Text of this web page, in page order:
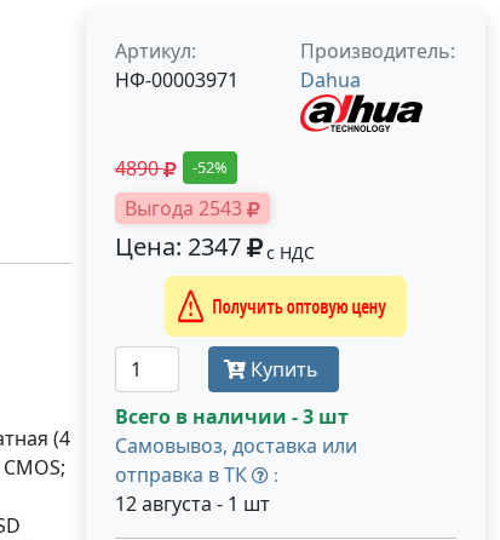
(4
Артикул:
НФ-00003971
Производитель:
Dahua
4890 -52%
Выгода 2543
Цена: 2347 с НДС
Получить оптовую цену
Купить
Всего в наличии - 3 шт
Самовывоз, доставка или
отправка в ТК
:
12 августа - 1 шт